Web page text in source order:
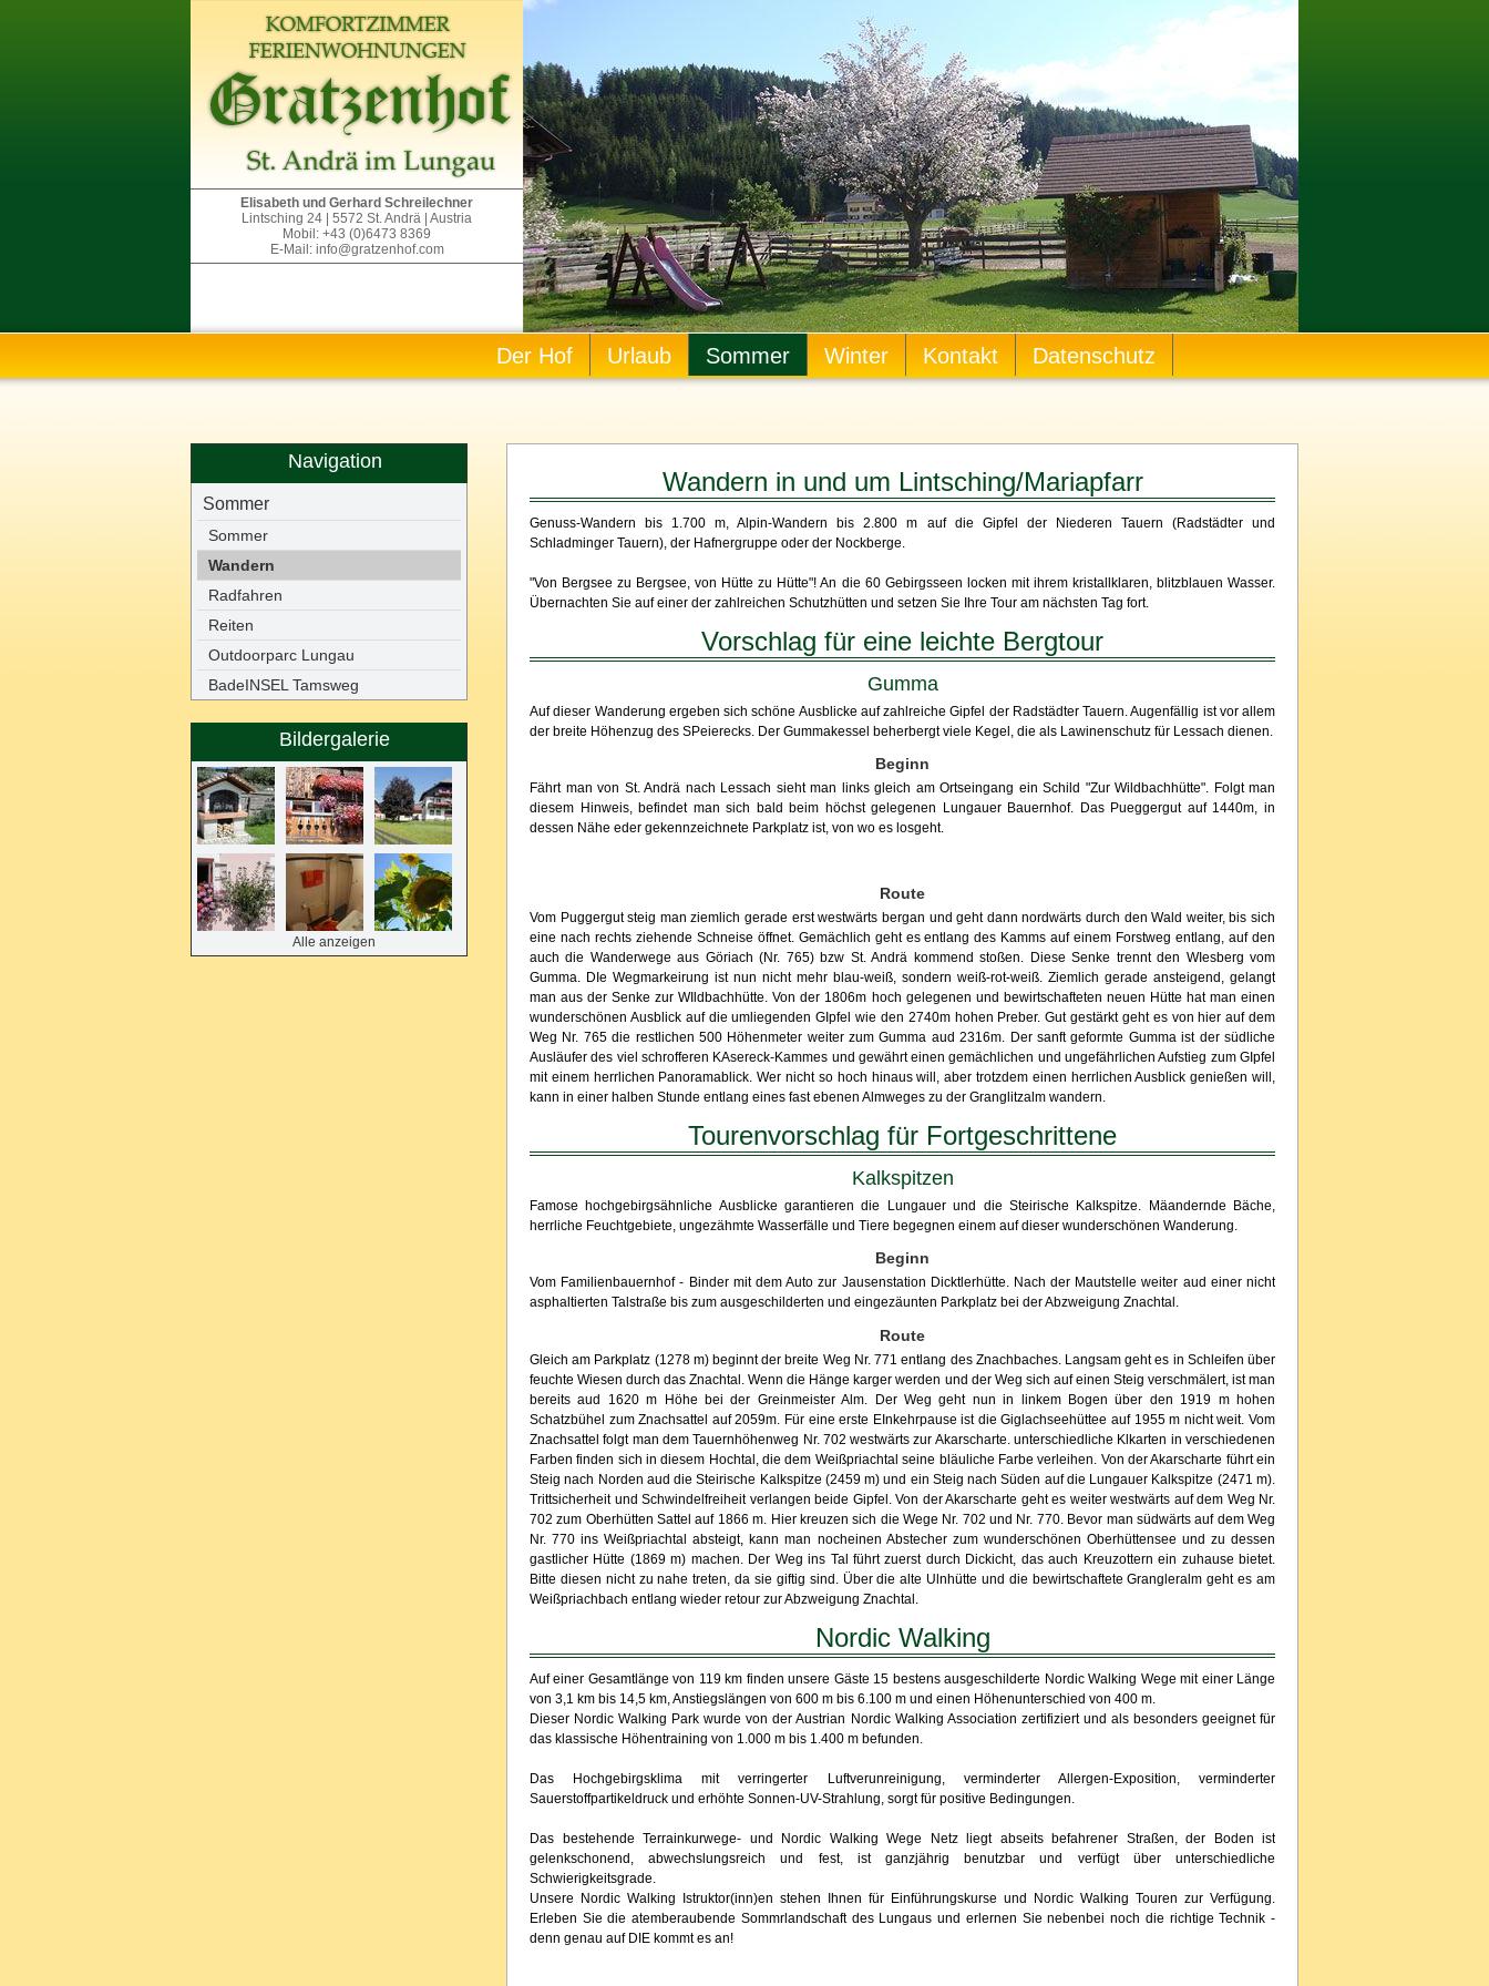
Elisabeth und Gerhard Schreilechner
Lintsching 24 | 5572 St. Andrä | Austria
Mobil: +43 (0)6473 8369
E-Mail: info@gratzenhof.com
Der Hof Urlaub Sommer Winter Kontakt Datenschutz
Wandern in und um Lintsching/Mariapfarr
Genuss-Wandern bis 1.700 m, Alpin-Wandern bis 2.800 m auf die Gipfel der Niederen Tauern (Radstädter und
Schladminger Tauern), der Hafnergruppe oder der Nockberge.
"Von Bergsee zu Bergsee, von Hütte zu Hütte"! An die 60 Gebirgsseen locken mit ihrem kristallklaren, blitzblauen Wasser.
Übernachten Sie auf einer der zahlreichen Schutzhütten und setzen Sie Ihre Tour am nächsten Tag fort.
Vorschlag für eine leichte Bergtour
Gumma
Auf dieser Wanderung ergeben sich schöne Ausblicke auf zahlreiche Gipfel der Radstädter Tauern. Augenfällig ist vor allem
der breite Höhenzug des SPeierecks. Der Gummakessel beherbergt viele Kegel, die als Lawinenschutz für Lessach dienen.
Beginn
Fährt man von St. Andrä nach Lessach sieht man links gleich am Ortseingang ein Schild "Zur Wildbachhütte". Folgt man
diesem Hinweis, befindet man sich bald beim höchst gelegenen Lungauer Bauernhof. Das Pueggergut auf 1440m, in
dessen Nähe eder gekennzeichnete Parkplatz ist, von wo es losgeht.
Route
Vom Puggergut steig man ziemlich gerade erst westwärts bergan und geht dann nordwärts durch den Wald weiter, bis sich
eine nach rechts ziehende Schneise öffnet. Gemächlich geht es entlang des Kamms auf einem Forstweg entlang, auf den
auch die Wanderwege aus Göriach (Nr. 765) bzw St. Andrä kommend stoßen. Diese Senke trennt den WIesberg vom
Gumma. DIe Wegmarkeirung ist nun nicht mehr blau-weiß, sondern weiß-rot-weiß. Ziemlich gerade ansteigend, gelangt
man aus der Senke zur WIldbachhütte. Von der 1806m hoch gelegenen und bewirtschafteten neuen Hütte hat man einen
wunderschönen Ausblick auf die umliegenden GIpfel wie den 2740m hohen Preber. Gut gestärkt geht es von hier auf dem
Weg Nr. 765 die restlichen 500 Höhenmeter weiter zum Gumma aud 2316m. Der sanft geformte Gumma ist der südliche
Ausläufer des viel schrofferen KAsereck-Kammes und gewährt einen gemächlichen und ungefährlichen Aufstieg zum GIpfel
mit einem herrlichen Panoramablick. Wer nicht so hoch hinaus will, aber trotzdem einen herrlichen Ausblick genießen will,
kann in einer halben Stunde entlang eines fast ebenen Almweges zu der Granglitzalm wandern.
Tourenvorschlag für Fortgeschrittene
Kalkspitzen
Famose hochgebirgsähnliche Ausblicke garantieren die Lungauer und die Steirische Kalkspitze. Mäandernde Bäche,
herrliche Feuchtgebiete, ungezähmte Wasserfälle und Tiere begegnen einem auf dieser wunderschönen Wanderung.
Beginn
Vom Familienbauernhof - Binder mit dem Auto zur Jausenstation Dicktlerhütte. Nach der Mautstelle weiter aud einer nicht
asphaltierten Talstraße bis zum ausgeschilderten und eingezäunten Parkplatz bei der Abzweigung Znachtal.
Route
Gleich am Parkplatz (1278 m) beginnt der breite Weg Nr. 771 entlang des Znachbaches. Langsam geht es in Schleifen über
feuchte Wiesen durch das Znachtal. Wenn die Hänge karger werden und der Weg sich auf einen Steig verschmälert, ist man
bereits aud 1620 m Höhe bei der Greinmeister Alm. Der Weg geht nun in linkem Bogen über den 1919 m hohen
Schatzbühel zum Znachsattel auf 2059m. Für eine erste EInkehrpause ist die Giglachseehüttee auf 1955 m nicht weit. Vom
Znachsattel folgt man dem Tauernhöhenweg Nr. 702 westwärts zur Akarscharte. unterschiedliche Klkarten in verschiedenen
Farben finden sich in diesem Hochtal, die dem Weißpriachtal seine bläuliche Farbe verleihen. Von der Akarscharte führt ein
Steig nach Norden aud die Steirische Kalkspitze (2459 m) und ein Steig nach Süden auf die Lungauer Kalkspitze (2471 m).
Trittsicherheit und Schwindelfreiheit verlangen beide Gipfel. Von der Akarscharte geht es weiter westwärts auf dem Weg Nr.
702 zum Oberhütten Sattel auf 1866 m. Hier kreuzen sich die Wege Nr. 702 und Nr. 770. Bevor man südwärts auf dem Weg
Nr. 770 ins Weißpriachtal absteigt, kann man nocheinen Abstecher zum wunderschönen Oberhüttensee und zu dessen
gastlicher Hütte (1869 m) machen. Der Weg ins Tal führt zuerst durch Dickicht, das auch Kreuzottern ein zuhause bietet.
Bitte diesen nicht zu nahe treten, da sie giftig sind. Über die alte Ulnhütte und die bewirtschaftete Grangleralm geht es am
Weißpriachbach entlang wieder retour zur Abzweigung Znachtal.
Nordic Walking
Auf einer Gesamtlänge von 119 km finden unsere Gäste 15 bestens ausgeschilderte Nordic Walking Wege mit einer Länge
von 3,1 km bis 14,5 km, Anstiegslängen von 600 m bis 6.100 m und einen Höhenunterschied von 400 m.
Dieser Nordic Walking Park wurde von der Austrian Nordic Walking Association zertifiziert und als besonders geeignet für
das klassische Höhentraining von 1.000 m bis 1.400 m befunden.
Das Hochgebirgsklima mit verringerter Luftverunreinigung, verminderter Allergen-Exposition, verminderter
Sauerstoffpartikeldruck und erhöhte Sonnen-UV-Strahlung, sorgt für positive Bedingungen.
Das bestehende Terrainkurwege- und Nordic Walking Wege Netz liegt abseits befahrener Straßen, der Boden ist
gelenkschonend, abwechslungsreich und fest, ist ganzjährig benutzbar und verfügt über unterschiedliche
Schwierigkeitsgrade.
Unsere Nordic Walking Istruktor(inn)en stehen Ihnen für Einführungskurse und Nordic Walking Touren zur Verfügung.
Erleben Sie die atemberaubende Sommrlandschaft des Lungaus und erlernen Sie nebenbei noch die richtige Technik -
denn genau auf DIE kommt es an!
Navigation
Sommer
Sommer
Wandern
Radfahren
Reiten
Outdoorparc Lungau
BadeINSEL Tamsweg
Bildergalerie
Alle anzeigen